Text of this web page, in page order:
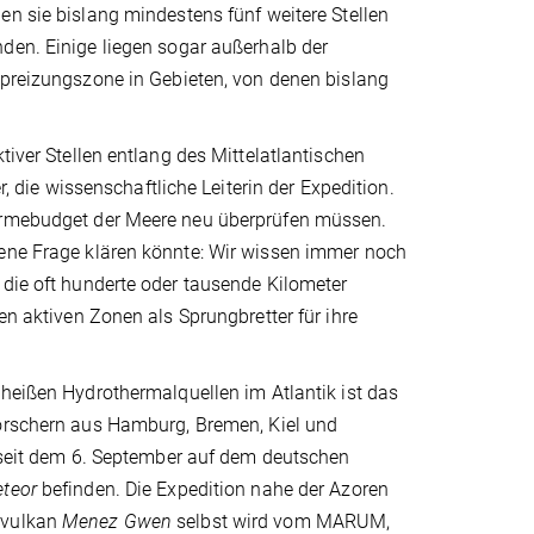
sie bislang mindestens fünf weitere Stellen
Einige liegen sogar außerhalb der
in Gebieten, von denen bislang
Stellen entlang des Mittelatlantischen
die wissenschaftliche Leiterin der Expedition.
der Meere neu überprüfen müssen.
Frage klären könnte: Wir wissen immer noch
oft hunderte oder tausende Kilometer
aktiven Zonen als Sprungbretter für ihre
Hydrothermalquellen im Atlantik ist das
aus Hamburg, Bremen, Kiel und
dem 6. September auf dem deutschen
befinden. Die Expedition nahe der Azoren
Menez Gwen selbst wird vom MARUM,